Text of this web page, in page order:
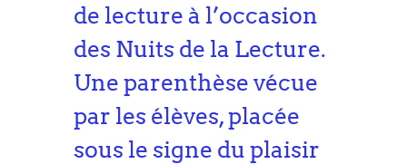
de lecture à l’occasion
des Nuits de la Lecture.
Une parenthèse vécue
par les élèves, placée
sous le signe du plaisir